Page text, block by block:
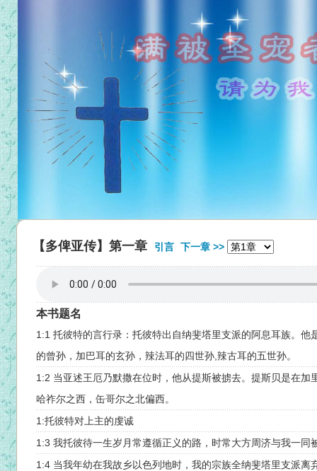
【多俾亚传】第一章 引言 下一章 >>
本书题名
1:1 托彼特的言行录：托彼特出自纳斐塔里支派的阿息耳族。他
的曾孙，加巴耳的玄孙，辣法耳的四世孙,辣古耳的五世孙。
1:2 当亚述王厄乃默撒在位时，他从提斯被掳去。提斯贝是在加
哈祚尔之西，缶哥尔之北偏西。
1:托彼特对上主的虔诚
1:3 我托彼待一生岁月常遵循正义的路，时常大方周济与我一同
1:4 当我年幼在我故乡以色列地时，我的宗族全纳斐塔里支派离